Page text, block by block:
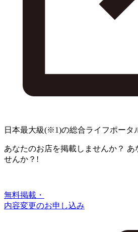
日本最大級(※1)の総合ライフポータ
あなたのお店を掲載しませんか？ あ
せんか？!
無料掲載・
内容変更のお申し込み